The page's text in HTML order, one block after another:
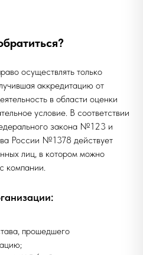
осуществлять только
аккредитацию от
в области оценки
условие. В соответствии
закона №123 и
России №1378 действует
лиц, в котором можно
компании.
прошедшего